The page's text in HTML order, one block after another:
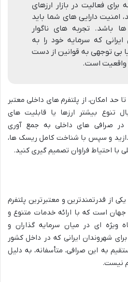
فعالیت در بازار ارزهای
امنیت دارایی های شما باید
باشد. تجربه های ناگوار
ایرانی که سرمایه خود را به
بی توجهی به قوانین از دست
واقعیت است.
حد امکان، از پلتفرم های داخلی معتبر
تنوع بیشتر ارزها یا قابلیت های
در صرافی های داخلی به جمع آوری
و سپس با شناخت کامل ریسک ها،
با احتیاط فراوان تصمیم گیری کنید.
از قدرتمندترین و معتبرترین پلتفرم
جهان است که با ارائه خدمات متنوع و
ویژه ای در میان سرمایه گذاران و
شهروندان ایرانی که در داخل کشور
به این صرافی، متأسفانه، به دلیل
نیست.